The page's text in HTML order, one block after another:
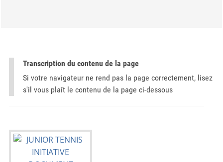
Transcription du contenu de la page
Si votre navigateur ne rend pas la page correctement, lisez
s'il vous plaît le contenu de la page ci-dessous